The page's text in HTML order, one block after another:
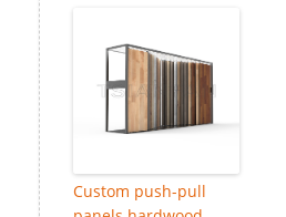
Custom push-pull